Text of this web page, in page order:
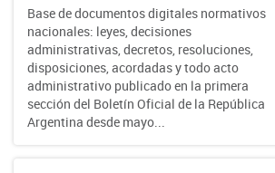
Base de documentos digitales normativos
nacionales: leyes, decisiones
administrativas, decretos, resoluciones,
disposiciones, acordadas y todo acto
administrativo publicado en la primera
sección del Boletín Oficial de la República
Argentina desde mayo...